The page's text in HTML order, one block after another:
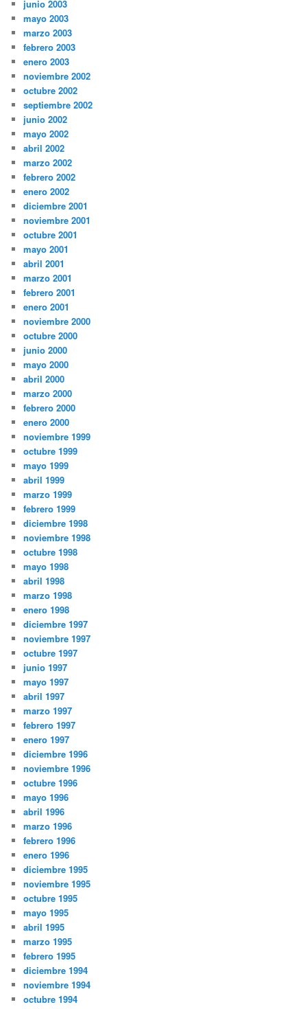
junio 2003
mayo 2003
marzo 2003
febrero 2003
enero 2003
noviembre 2002
octubre 2002
septiembre 2002
junio 2002
mayo 2002
abril 2002
marzo 2002
febrero 2002
enero 2002
diciembre 2001
noviembre 2001
octubre 2001
mayo 2001
abril 2001
marzo 2001
febrero 2001
enero 2001
noviembre 2000
octubre 2000
junio 2000
mayo 2000
abril 2000
marzo 2000
febrero 2000
enero 2000
noviembre 1999
octubre 1999
mayo 1999
abril 1999
marzo 1999
febrero 1999
diciembre 1998
noviembre 1998
octubre 1998
mayo 1998
abril 1998
marzo 1998
enero 1998
diciembre 1997
noviembre 1997
octubre 1997
junio 1997
mayo 1997
abril 1997
marzo 1997
febrero 1997
enero 1997
diciembre 1996
noviembre 1996
octubre 1996
mayo 1996
abril 1996
marzo 1996
febrero 1996
enero 1996
diciembre 1995
noviembre 1995
octubre 1995
mayo 1995
abril 1995
marzo 1995
febrero 1995
diciembre 1994
noviembre 1994
octubre 1994